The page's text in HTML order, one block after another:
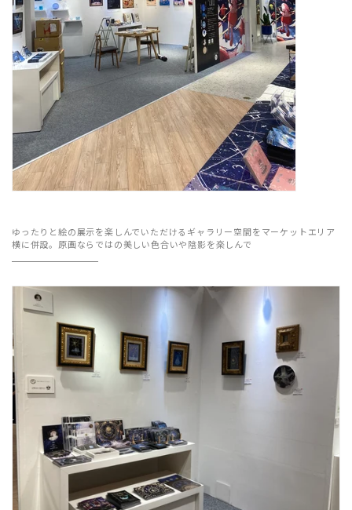
ゆったりと絵の展示を楽しんでいただけるギャラリー空間をマーケットエリア
横に併設。原画ならではの美しい色合いや陰影を楽しんで